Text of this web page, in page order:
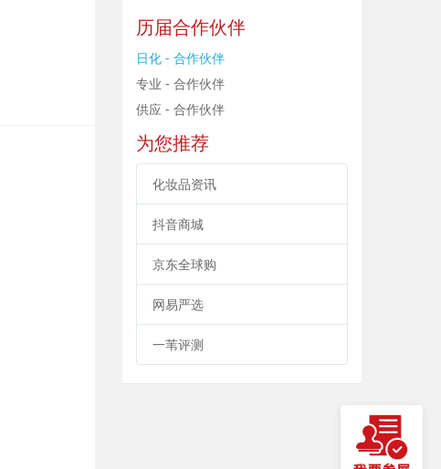
历届合作伙伴
日化 - 合作伙伴
专业 - 合作伙伴
供应 - 合作伙伴
为您推荐
化妆品资讯
抖音商城
京东全球购
网易严选
一苇评测